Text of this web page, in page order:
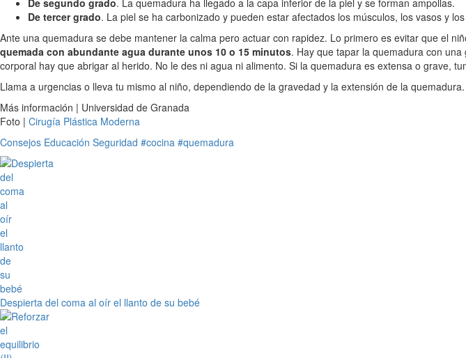
De segundo grado. La quemadura ha llegado a la capa inferior de la piel y se forman ampollas.
De tercer grado. La piel se ha carbonizado y pueden estar afectados los músculos, los vasos y
Ante una quemadura se debe mantener la calma pero actuar con rapidez. Lo primero es evitar que el
quemada con abundante agua durante unos 10 o 15 minutos. Hay que tapar la quemadura con
corporal hay que abrigar al herido. No le des ni agua ni alimento. Si la quemadura es extensa o grave,
Llama a urgencias o lleva tu mismo al niño, dependiendo de la gravedad y la extensión de la quemadura.
Más información | Universidad de Granada
Foto | Cirugía Plástica Moderna
Consejos Educación Seguridad #cocina #quemadura
Despierta del coma al oír el llanto de su bebé